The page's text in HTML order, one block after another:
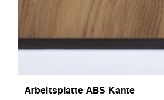
Arbeitsplatte ABS Kante